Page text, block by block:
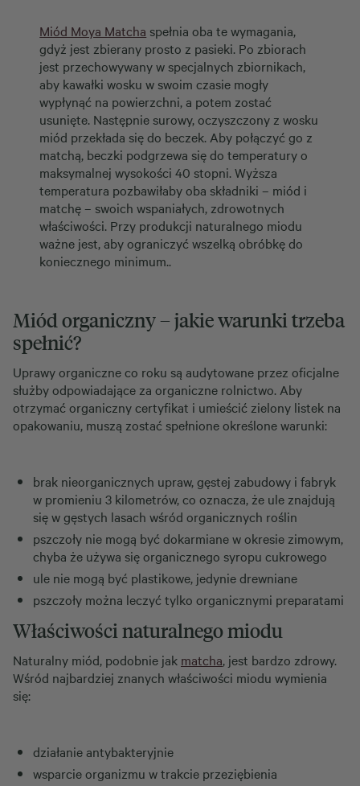
Miód Moya Matcha spełnia oba te wymagania,
gdyż jest zbierany prosto z pasieki. Po zbiorach
jest przechowywany w specjalnych zbiornikach,
aby kawałki wosku w swoim czasie mogły
wypłynąć na powierzchni, a potem zostać
usunięte. Następnie surowy, oczyszczony z wosku
miód przekłada się do beczek. Aby połączyć go z
matchą, beczki podgrzewa się do temperatury o
maksymalnej wysokości 40 stopni. Wyższa
temperatura pozbawiłaby oba składniki – miód i
matchę – swoich wspaniałych, zdrowotnych
właściwości. Przy produkcji naturalnego miodu
ważne jest, aby ograniczyć wszelką obróbkę do
koniecznego minimum..
Miód organiczny – jakie warunki trzeba
spełnić?
Uprawy organiczne co roku są audytowane przez oficjalne
służby odpowiadające za organiczne rolnictwo. Aby
otrzymać organiczny certyfikat i umieścić zielony listek na
opakowaniu, muszą zostać spełnione określone warunki:
brak nieorganicznych upraw, gęstej zabudowy i fabryk
w promieniu 3 kilometrów, co oznacza, że ule znajdują
się w gęstych lasach wśród organicznych roślin
pszczoły nie mogą być dokarmiane w okresie zimowym,
chyba że używa się organicznego syropu cukrowego
ule nie mogą być plastikowe, jedynie drewniane
pszczoły można leczyć tylko organicznymi preparatami
Właściwości naturalnego miodu
Naturalny miód, podobnie jak matcha, jest bardzo zdrowy.
Wśród najbardziej znanych właściwości miodu wymienia
się:
działanie antybakteryjnie
wsparcie organizmu w trakcie przeziębienia